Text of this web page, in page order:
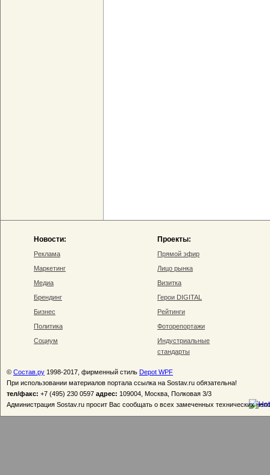
Новости:
Реклама
Маркетинг
Медиа
Брендинг
Бизнес
Политика
Социум
Проекты:
Прямой эфир
Лицо рынка
Визитка
Герои DIGITAL
Рейтинги
Фоторепортажи
Индустриальные
стандарты
© Состав.ру 1998-2017, фирменный стиль Depot WPF
При использовании материалов портала ссылка на Sostav.ru обязательна!
тел/факс: +7 (495) 230 0597 адрес: 109004, Москва, Полковая 3/3
Администрация Sostav.ru просит Вас сообщать о всех замеченных технических